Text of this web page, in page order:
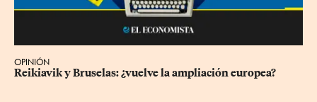
OPINIÓN
Reikiavik y Bruselas: ¿vuelve la ampliación europea?